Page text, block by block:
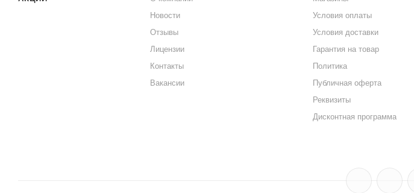
Новости
Отзывы
Лицензии
Контакты
Вакансии
Условия оплаты
Условия доставки
Гарантия на товар
Политика
Публичная оферта
Реквизиты
Дисконтная программа